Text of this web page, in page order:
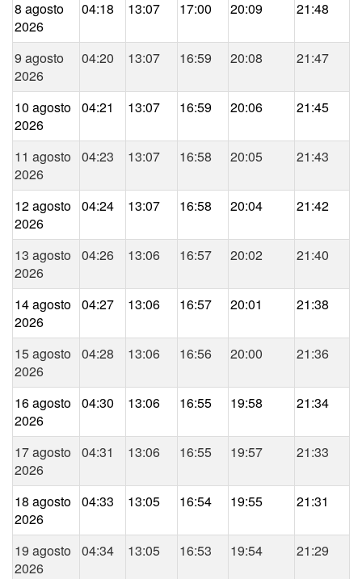
8 agosto
2026
04:18 13:07 17:00 20:09 21:48
9 agosto
2026
04:20 13:07 16:59 20:08 21:47
10 agosto
2026
04:21 13:07 16:59 20:06 21:45
11 agosto
2026
04:23 13:07 16:58 20:05 21:43
12 agosto
2026
04:24 13:07 16:58 20:04 21:42
13 agosto
2026
04:26 13:06 16:57 20:02 21:40
14 agosto
2026
04:27 13:06 16:57 20:01 21:38
15 agosto
2026
04:28 13:06 16:56 20:00 21:36
16 agosto
2026
04:30 13:06 16:55 19:58 21:34
17 agosto
2026
04:31 13:06 16:55 19:57 21:33
18 agosto
2026
04:33 13:05 16:54 19:55 21:31
19 agosto
2026
04:34 13:05 16:53 19:54 21:29